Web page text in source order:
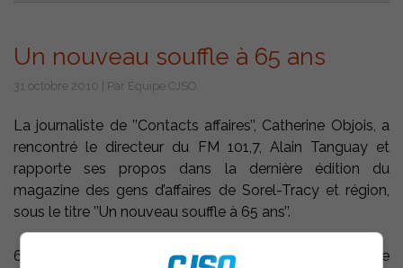
Un nouveau souffle à 65 ans
31 octobre 2010 | Par Équipe CJSO
La journaliste de ’’Contacts affaires’’, Catherine Objois, a
rencontré le directeur du FM 101,7, Alain Tanguay et
rapporte ses propos dans la dernière édition du
magazine des gens d’affaires de Sorel-Tracy et région,
sous le titre ’’Un nouveau souffle à 65 ans’’.
65 ans n’est pas l’âge d’Alain Tanguay mais bien celui de